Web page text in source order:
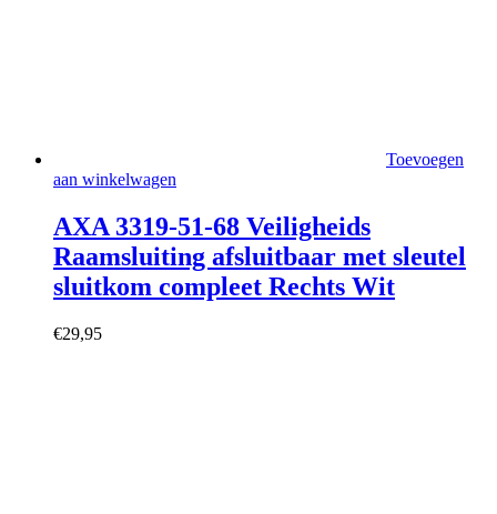
Toevoegen
aan winkelwagen
AXA 3319-51-68 Veiligheids
Raamsluiting afsluitbaar met sleutel
sluitkom compleet Rechts Wit
€29,95